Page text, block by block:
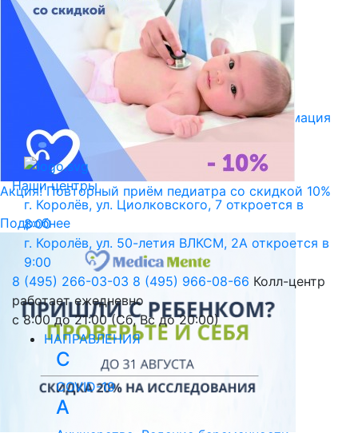
Акция! Повторный приём педиатра со скидкой 10%
Подробнее
Библиотека пациента
Правовая информация
Версия для слабовидящих
Наши центры
г. Королёв, ул. Циолковского, 7 откроется в
8:00
г. Королёв, ул. 50-летия ВЛКСМ, 2А откроется в
9:00
8 (495) 266-03-03 8 (495) 966-08-66 Колл-центр
работает ежедневно
с 8:00 до 21:00 (Сб, Вс до 20:00)
НАПРАВЛЕНИЯ
C
COVID-19
А